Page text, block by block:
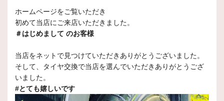
ホームページをご覧いただき
初めて当店にご来店いただきました。
＃はじめまして のお客様
当店をネットで見つけていただきありがとうございました。
そして、タイヤ交換で当店を選んでいただきありがとうござ
いました。
#とても嬉しいです